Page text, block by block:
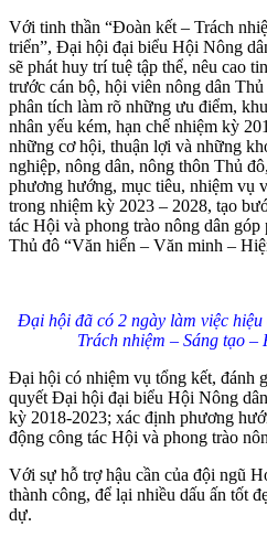
Với tinh thần “Đoàn kết – Trách
triển”, Đại hội đại biểu Hội Nông
sẽ phát huy trí tuệ tập thể, nêu cao
trước cán bộ, hội viên nông dân
phân tích làm rõ những ưu điểm,
nhân yếu kém, hạn chế nhiệm kỳ
những cơ hội, thuận lợi và những
nghiệp, nông dân, nông thôn Thủ
phương hướng, mục tiêu, nhiệm vụ
trong nhiệm kỳ 2023 – 2028, tạo
tác Hội và phong trào nông dân
Thủ đô “Văn hiến – Văn minh –
Đại hội đã có 2 ngày làm việc
Trách nhiệm – Sáng tạo
Đại hội có nhiệm vụ tổng kết, đánh
quyết Đại hội đại biểu Hội Nông
kỳ 2018-2023; xác định phương
động công tác Hội và phong trào
Với sự hỗ trợ hậu cần của đội ngũ
thành công, để lại nhiều dấu ấn tốt
dự.